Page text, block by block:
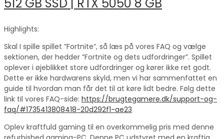
Highlights:
Skal I spille spillet ”Fortnite”, så læs på vores FAQ og vælge
sektionen, der hedder ”Fortnite og dets udfordringer”. Spillet
oplever i øjeblikket store udfordringer og kører ikke ret godt.
Dette er ikke hardwarens skyld, men vi har sammenfattet en
guide til hvordan man får det til at køre lidt bedre. Følg dette
link til vores FAQ-side: https://brugtegamere.dk/support-og-
faq/#1735413808418-20d292f1-ae23
Oplev kraftfuld gaming til en overkommelig pris med denne